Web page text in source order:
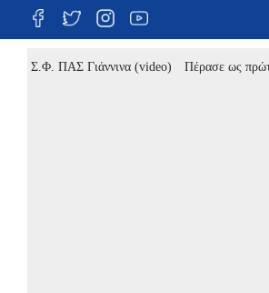
ΠΑΣ Γιάννινα (video) Πέρασε ως πρώτη στα